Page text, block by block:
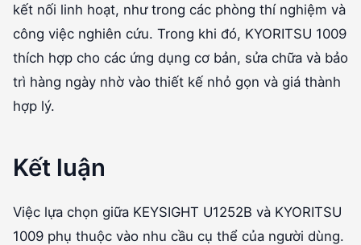
kết nối linh hoạt, như trong các phòng thí nghiệm và
công việc nghiên cứu. Trong khi đó, KYORITSU 1009
thích hợp cho các ứng dụng cơ bản, sửa chữa và bảo
trì hàng ngày nhờ vào thiết kế nhỏ gọn và giá thành
hợp lý.
Kết luận
Việc lựa chọn giữa KEYSIGHT U1252B và KYORITSU
1009 phụ thuộc vào nhu cầu cụ thể của người dùng.